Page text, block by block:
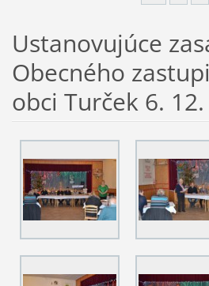
Ustanovujúce
Obecného
obci Turček 6.